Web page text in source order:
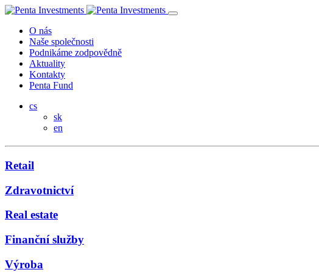
O nás
Naše společnosti
Podnikáme zodpovědně
Aktuality
Kontakty
Penta Fund
cs
sk
en
Retail
Zdravotnictví
Real estate
Finanční služby
Výroba